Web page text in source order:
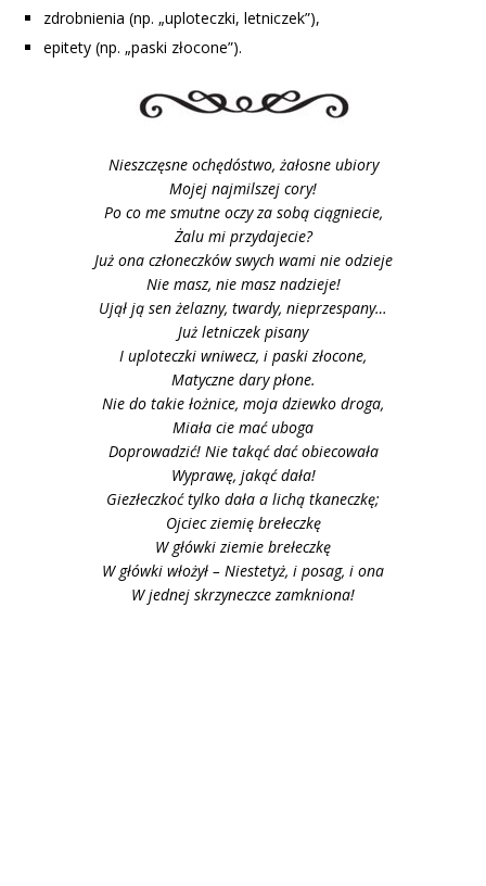
zdrobnienia (np. „uploteczki, letniczek”),
epitety (np. „paski złocone”).
Nieszczęsne ochędóstwo, żałosne ubiory
Mojej najmilszej cory!
Po co me smutne oczy za sobą ciągniecie,
Żalu mi przydajecie?
Już ona członeczków swych wami nie odzieje
Nie masz, nie masz nadzieje!
Ujął ją sen żelazny, twardy, nieprzespany…
Już letniczek pisany
I uploteczki wniwecz, i paski złocone,
Matyczne dary płone.
Nie do takie łożnice, moja dziewko droga,
Miała cie mać uboga
Doprowadzić! Nie takąć dać obiecowała
Wyprawę, jakąć dała!
Giezłeczkoć tylko dała a lichą tkaneczkę;
Ojciec ziemię brełeczkę
W główki ziemie brełeczkę
W główki włożył – Niestetyż, i posag, i ona
W jednej skrzyneczce zamkniona!